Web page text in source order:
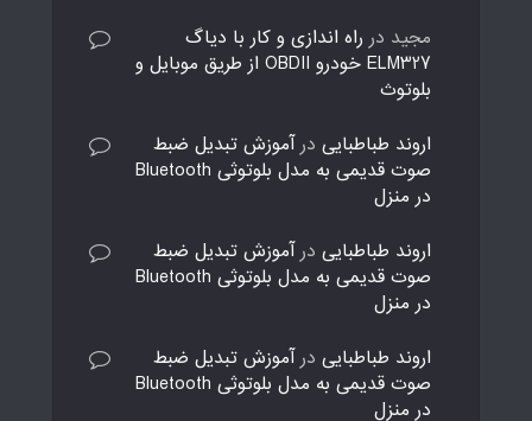
مجید در راه اندازی و کار با دیاگ
ELM327 خودرو OBDII از طریق موبایل و
بلوتوث
اروند طباطبایی درآموزش تبدیل ضبط
صوت قدیمی به مدل بلوتوثی Bluetooth
در منزل
اروند طباطبایی درآموزش تبدیل ضبط
صوت قدیمی به مدل بلوتوثی Bluetooth
در منزل
اروند طباطبایی درآموزش تبدیل ضبط
صوت قدیمی به مدل بلوتوثی Bluetooth
در منزل